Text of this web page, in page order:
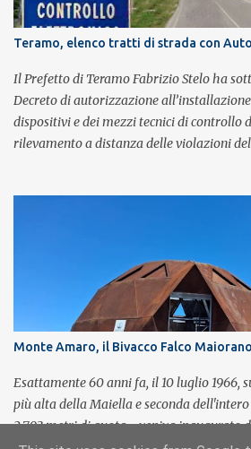
Salvo Vinci alla voce. Salvo Vinci è la voce
Brian May e Roger Taylor per il musical
Teramo, elenco tratti di strada con
Il Prefetto di Teramo Fabrizio Stelo ha
Decreto di autorizzazione
dispositivi e dei mezzi tecnici di controllo
rilevamento a distanza delle violazioni del
del C.d.S., in particolare del superamento
provvedimento, spiega il Prefetto, è stato
completamento dell’istruttoria da parte
Teramo, integrando il precedente con i
stato dato parere tecnico positivo. Con
proceduto all’esame delle istanze di
Monte Amaro, il Bivacco Falco Maiorano
Esattamente 60 anni fa, il 10 luglio 1966,
più alta della Maiella e seconda
2.793 metri di quota - veniva inaugurato